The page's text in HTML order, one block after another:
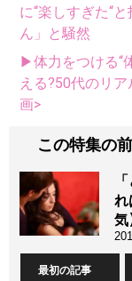
に“楽しすぎた“
ん」と騒然
▶体力をつける“
える?50代のリ
画>
この特集の
れ
気
最初の記事